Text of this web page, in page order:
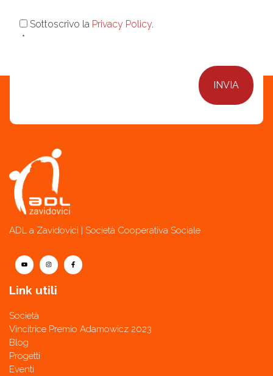
Consenso
Sottoscrivo la Privacy Policy.
*
ADL a Zavidovici | Società Cooperativa Sociale
Link utili
Società
Vincitrice Premio Adamowicz 2023
Blog
Progetti
Eventi